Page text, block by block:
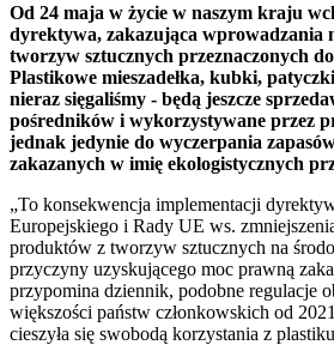
Od 24 maja w życie w naszym kraju
dyrektywa, zakazująca wprowadzania
tworzyw sztucznych przeznaczonych
Plastikowe mieszadełka, kubki,
nieraz sięgaliśmy - będą jeszcze
pośredników i wykorzystywane przez
jednak jedynie do wyczerpania
zakazanych w imię ekologistycznych
„To konsekwencja implementacji
Europejskiego i Rady UE ws.
produktów z tworzyw sztucznych na
przyczyny uzyskującego moc prawną
przypomina dziennik, podobne regulacje
większości państw członkowskich od
cieszyła się swobodą korzystania z